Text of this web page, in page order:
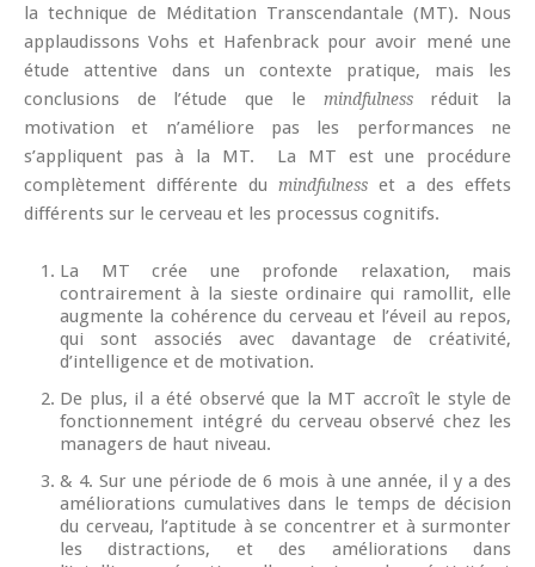
la technique de Méditation Transcendantale (MT). Nous
applaudissons Vohs et Hafenbrack pour avoir mené une
étude attentive dans un contexte pratique, mais les
conclusions de l’étude que le
mindfulnessréduit la
motivation et n’améliore pas les performances ne
s’appliquent pas à la MT. La MT est une procédure
complètement différente du
mindfulness et a des effets
différents sur le cerveau et les processus cognitifs.
La MT crée une profonde relaxation, mais
contrairement à la sieste ordinaire qui ramollit, elle
augmente la cohérence du cerveau et l’éveil au repos,
qui sont associés avec davantage de créativité,
d’intelligence et de motivation.
De plus, il a été observé que la MT accroît le style de
fonctionnement intégré du cerveau observé chez les
managers de haut niveau.
& 4. Sur une période de 6 mois à une année, il y a des
améliorations cumulatives dans le temps de décision
du cerveau, l’aptitude à se concentrer et à surmonter
les distractions, et des améliorations dans